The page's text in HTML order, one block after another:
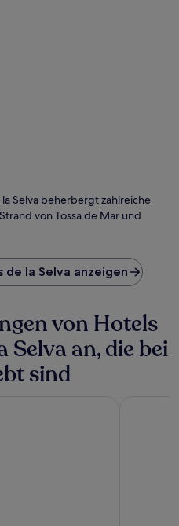
Selva beherbergt zahlreiche
von Tossa de Mar und
de la Selva anzeigen
von Hotels
Selva an, die bei
sind